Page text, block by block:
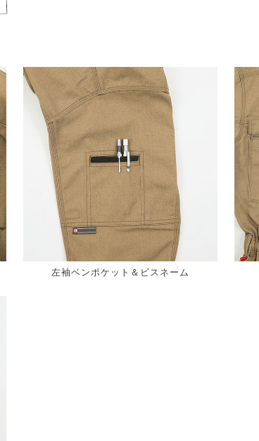
左袖ベンポケット＆ビスネーム